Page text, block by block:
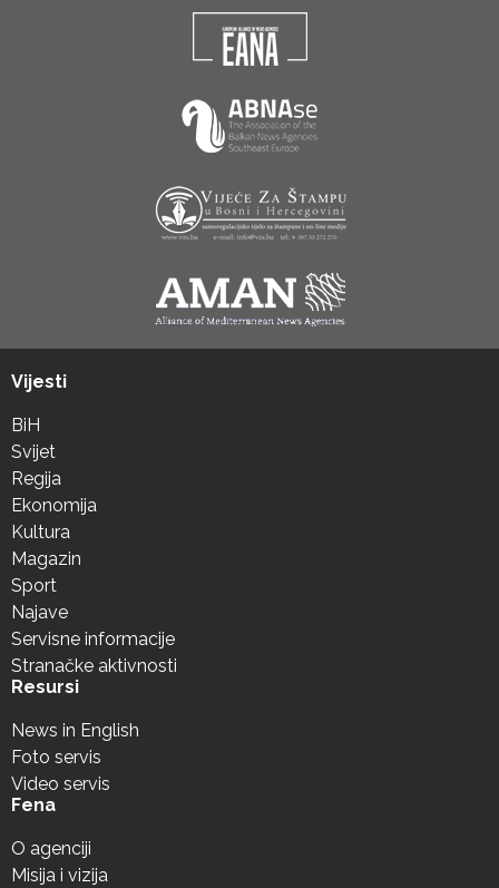
Vijesti
BiH
Svijet
Regija
Ekonomija
Kultura
Magazin
Sport
Najave
Servisne informacije
Stranačke aktivnosti
Resursi
News in English
Foto servis
Video servis
Fena
O agenciji
Misija i vizija